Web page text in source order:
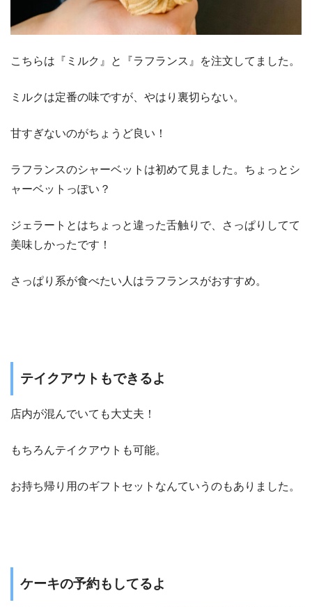
こちらは『ミルク』と『ラフランス』を注文してました。
ミルクは定番の味ですが、やはり裏切らない。
甘すぎないのがちょうど良い！
ラフランスのシャーベットは初めて見ました。ちょっとシ
ャーベットっぽい？
ジェラートとはちょっと違った舌触りで、さっぱりしてて
美味しかったです！
さっぱり系が食べたい人はラフランスがおすすめ。
テイクアウトもできるよ
店内が混んでいても大丈夫！
もちろんテイクアウトも可能。
お持ち帰り用のギフトセットなんていうのもありました。
ケーキの予約もしてるよ